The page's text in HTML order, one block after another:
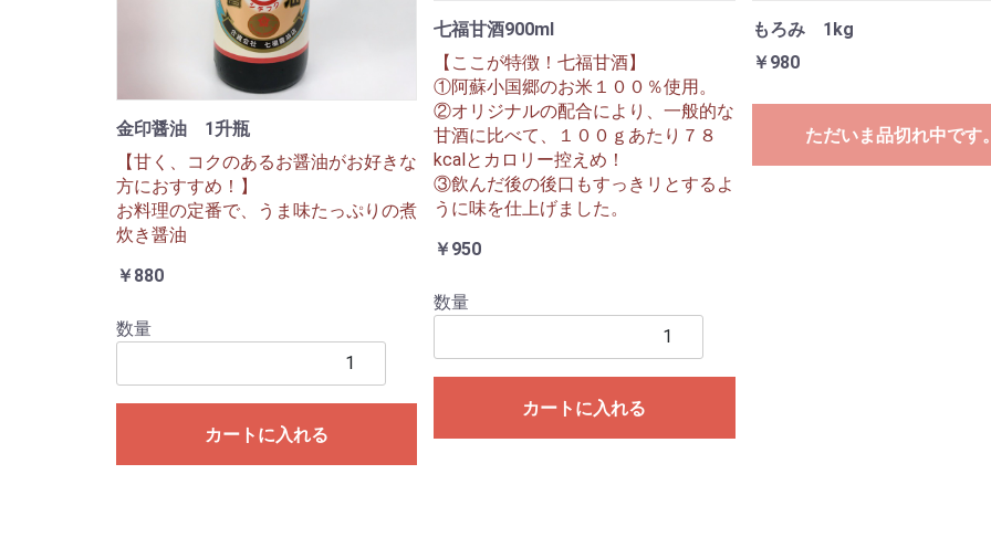
金印醤油 1升瓶
【甘く、コクのあるお醤油がお好きな
方におすすめ！】
お料理の定番で、うま味たっぷりの煮
炊き醤油
￥880
数量
カートに入れる
七福甘酒900ml
【ここが特徴！七福甘酒】
①阿蘇小国郷のお米１００％使用。
②オリジナルの配合により、一般的な
甘酒に比べて、１００ｇあたり７８
kcalとカロリー控えめ！
③飲んだ後の後口もすっきリとするよ
うに味を仕上げました。
￥950
数量
カートに入れる
もろみ 1kg
￥980
ただいま品切れ中です